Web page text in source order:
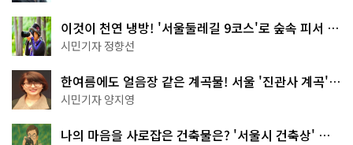
이것이 천연 냉방! '서울둘레길 9코스'로 숲속 피서 떠
나볼까
시민기자 정향선
한여름에도 얼음장 같은 계곡물! 서울 '진관사 계곡'이
천국이네~
시민기자 양지영
나의 마음을 사로잡은 건축물은? '서울시 건축상' 수